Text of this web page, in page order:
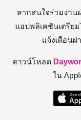
หากสนใจร่วมงาน
แอปพลิเคชันเตรีย
แจ้งเตือน
ดาวน์โหลด
ใน